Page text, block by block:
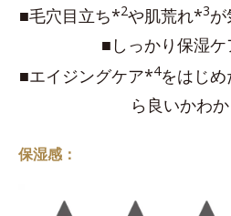
■毛穴目立ち*2や肌荒れ*3が
■しっかり保湿
■エイジングケア*4をはじめ
ら良いかわ
保湿感：